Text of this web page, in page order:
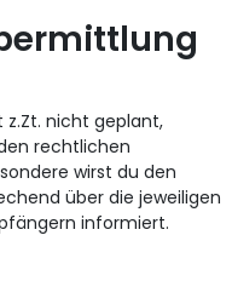
nicht geplant,
rechtlichen
wirst du den
über die jeweiligen
informiert.